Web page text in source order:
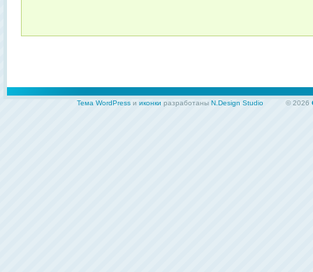
Тема WordPress и иконки разработаны N.Design Studio © 2026